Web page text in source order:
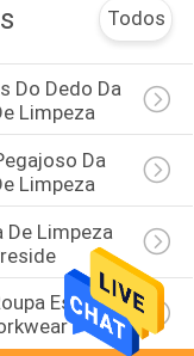
Todos
Do Dedo Da
Limpeza
Da
Limpeza
De Limpeza
Estática